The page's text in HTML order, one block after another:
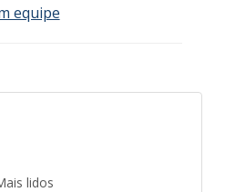
equipe
lidos